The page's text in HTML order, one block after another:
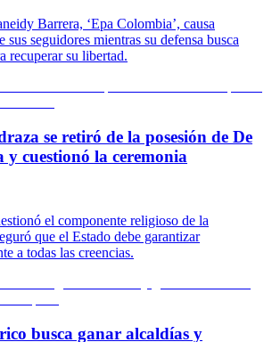
Barrera, ‘Epa Colombia’, causa
sus seguidores mientras su defensa busca
recuperar su libertad.
se retiró de la posesión de De
y cuestionó la ceremonia
el componente religioso de la
que el Estado debe garantizar
a todas las creencias.
busca ganar alcaldías y